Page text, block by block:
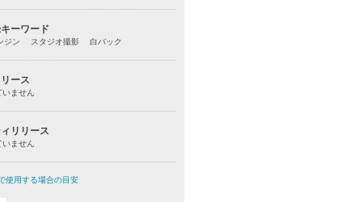
ーワード
ジン スタジオ撮影 白バック
ース
ません
リリース
ません
使用する場合の目安